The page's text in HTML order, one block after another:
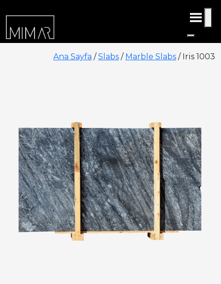
Ana Sayfa /Slabs / Marble Slabs / Iris 1003